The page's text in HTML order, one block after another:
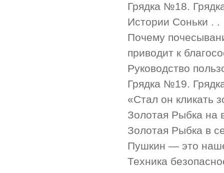
Грядка №18.
Истории Соньки .
Почему
приводит к
Руководство
Грядка №19.
«Стал он кликать
Золотая Рыбка на
Золотая Рыбка в
Пушкин — это
Техника